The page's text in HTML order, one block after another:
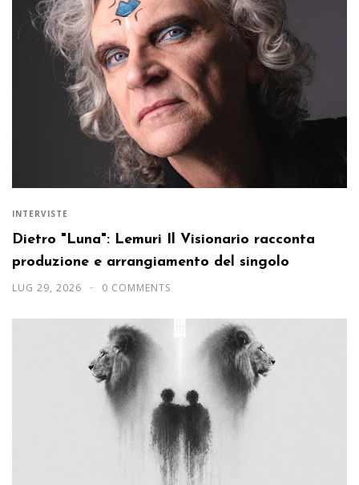
INTERVISTE
Dietro "Luna": Lemuri Il Visionario racconta
produzione e arrangiamento del singolo
LUG 29, 2026 0 COMMENTS